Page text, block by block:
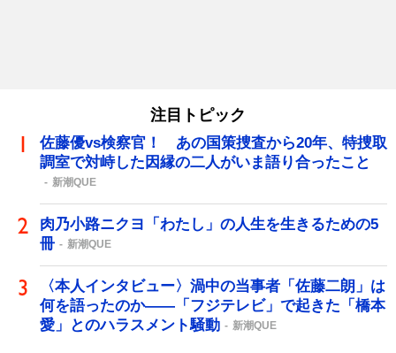
注目トピック
佐藤優vs検察官！ あの国策捜査から20年、特捜取
調室で対峙した因縁の二人がいま語り合ったこと
新潮QUE
肉乃小路ニクヨ「わたし」の人生を生きるための5
冊
新潮QUE
〈本人インタビュー〉渦中の当事者「佐藤二朗」は
何を語ったのか――「フジテレビ」で起きた「橋本
愛」とのハラスメント騒動
新潮QUE